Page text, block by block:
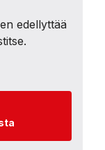
edellyttää